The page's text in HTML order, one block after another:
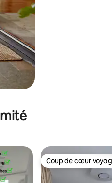
Coup de cœur
Coup de cœur